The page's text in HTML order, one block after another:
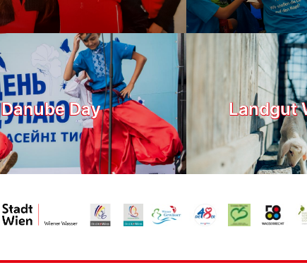
Danube Day Landgut